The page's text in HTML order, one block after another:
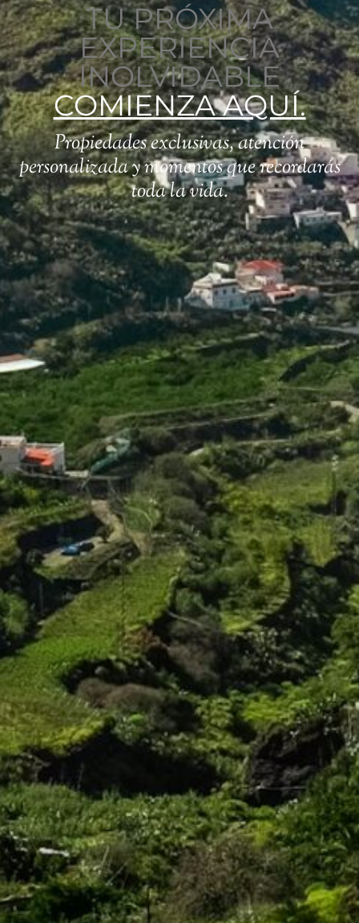
TU PRÓXIMA
EXPERIENCIA
INOLVIDABLE
COMIENZA AQUÍ.
Propiedades exclusivas, atención
personalizada y momentos que recordarás
toda la vida.